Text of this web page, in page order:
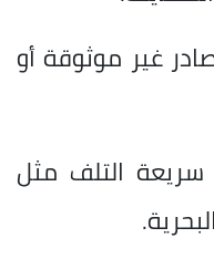
غير موثوقة أو
سريعة التلف مثل